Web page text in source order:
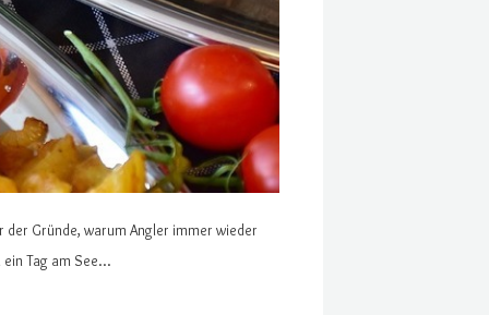
der Gründe, warum Angler immer wieder
Tag am See…